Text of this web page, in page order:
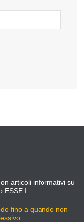
articoli informativi su
I.
fino a quando non